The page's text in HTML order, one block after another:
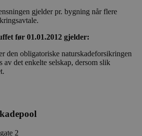
gjelder pr. bygning når flere
før 01.01.2012 gjelder:
den obligatoriske naturskadeforsikringen
av det enkelte selskap, dersom slik
2